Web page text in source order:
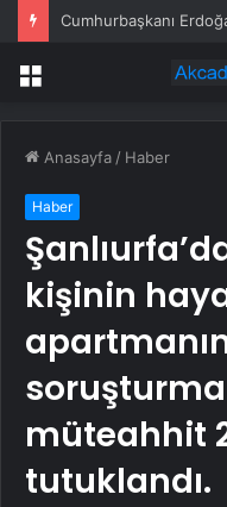
Menü
Anasayfa / Haber
Haber
kişinin
soruşturma
müteahhit
tutuklandı.